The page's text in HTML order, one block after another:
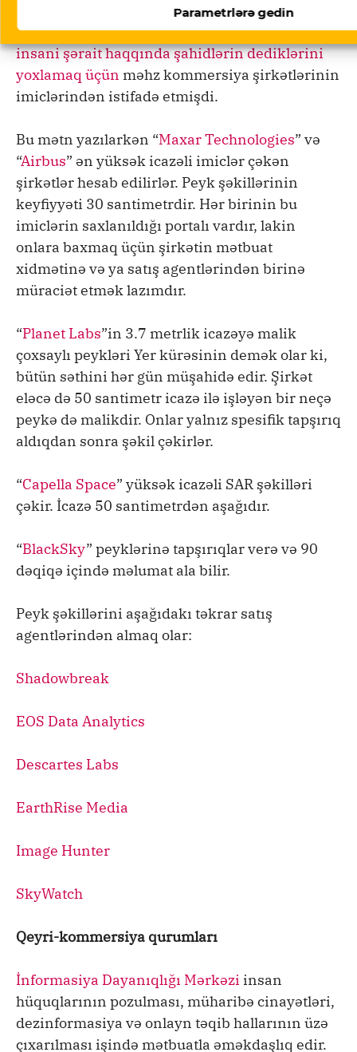
Parametrlərə gedin
2022-ci ildə Efiopiyada etnik tiqrayanların
saxlanıldığı müvəqqəti düşərgələrdəqeyri-
insani şərait haqqında şahidlərin dediklərini
yoxlamaq üçün məhz kommersiya şirkətlərinin
imiclərindən istifadə etmişdi.
Bu mətn yazılarkən “Maxar Technologies” və
“Airbus” ən yüksək icazəli imiclər çəkən
şirkətlər hesab edilirlər. Peyk şəkillərinin
keyfiyyəti 30 santimetrdir. Hər birinin bu
imiclərin saxlanıldığı portalı vardır, lakin
onlara baxmaq üçün şirkətin mətbuat
xidmətinə və ya satış agentlərindən birinə
müraciət etmək lazımdır.
“Planet Labs”in 3.7 metrlik icazəyə malik
çoxsaylı peykləri Yer kürəsinin demək olar ki,
bütün səthini hər gün müşahidə edir. Şirkət
eləcə də 50 santimetr icazə ilə işləyən bir neçə
peykə də malikdir. Onlar yalnız spesifik tapşırıq
aldıqdan sonra şəkil çəkirlər.
“Capella Space” yüksək icazəli SAR şəkilləri
çəkir. İcazə 50 santimetrdən aşağıdır.
“BlackSky” peyklərinə tapşırıqlar verə və 90
dəqiqə içində məlumat ala bilir.
Peyk şəkillərini aşağıdakı təkrar satış
agentlərindən almaq olar:
Shadowbreak
EOS Data Analytics
Descartes Labs
EarthRise Media
Image Hunter
SkyWatch
Qeyri-kommersiya qurumları
İnformasiya Dayanıqlığı Mərkəzi insan
hüquqlarının pozulması, müharibə cinayətləri,
dezinformasiya və onlayn təqib hallarının üzə
çıxarılması işində mətbuatla əməkdaşlıq edir.